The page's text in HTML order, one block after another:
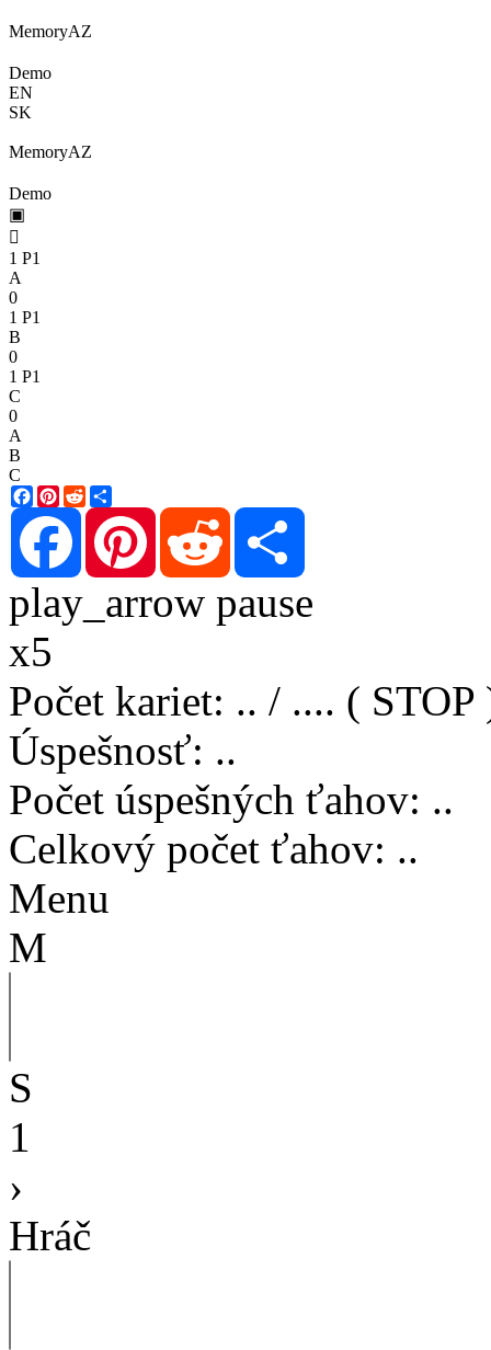
MemoryAZ
Demo
EN
SK
MemoryAZ
Demo
▣

1 P1
A
0
1 P1
B
0
1 P1
C
0
A
B
C
Facebook
Pinterest
Reddit
Facebook
Pinterest Reddit
play_arrow pause
x5
Počet kariet: .. / .... ( STOP
Úspešnosť: ..
Počet úspešných ťahov: ..
Celkový počet ťahov: ..
Menu
M
S
1
›
Hráč